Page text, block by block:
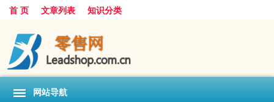
首 页 文章列表 知识分类
网站导航